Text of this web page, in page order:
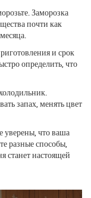
Заморозка
почти как
и срок
определить, что
запах, менять цвет
уверены, что ваша
разные способы,
станет настоящей